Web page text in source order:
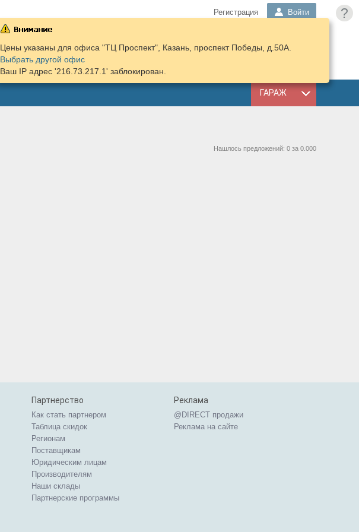
?
Регистрация Войти
КОРЗИНА
ПОДОБРАТЬ
ГАРАЖ
Цены указаны для офиса "ТЦ Проспект", Казань, проспект Победы, д.50А.
Выбрать другой офис
Ваш IP адрес '216.73.217.1' заблокирован.
Нашлось предложений: 0 за 0.000
Партнерство
Как стать партнером
Таблица скидок
Регионам
Поставщикам
Юридическим лицам
Производителям
Наши склады
Партнерские программы
Реклама
@DIRECT продажи
Реклама на сайте